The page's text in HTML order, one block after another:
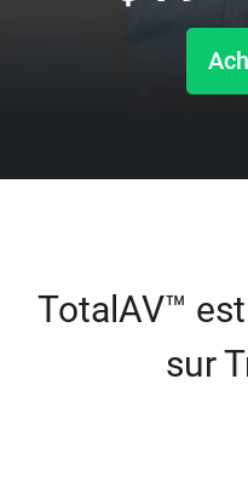
TotalAV™
sur